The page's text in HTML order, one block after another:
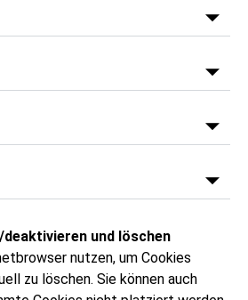
und löschen
nutzen, um Cookies
zu löschen. Sie können auch